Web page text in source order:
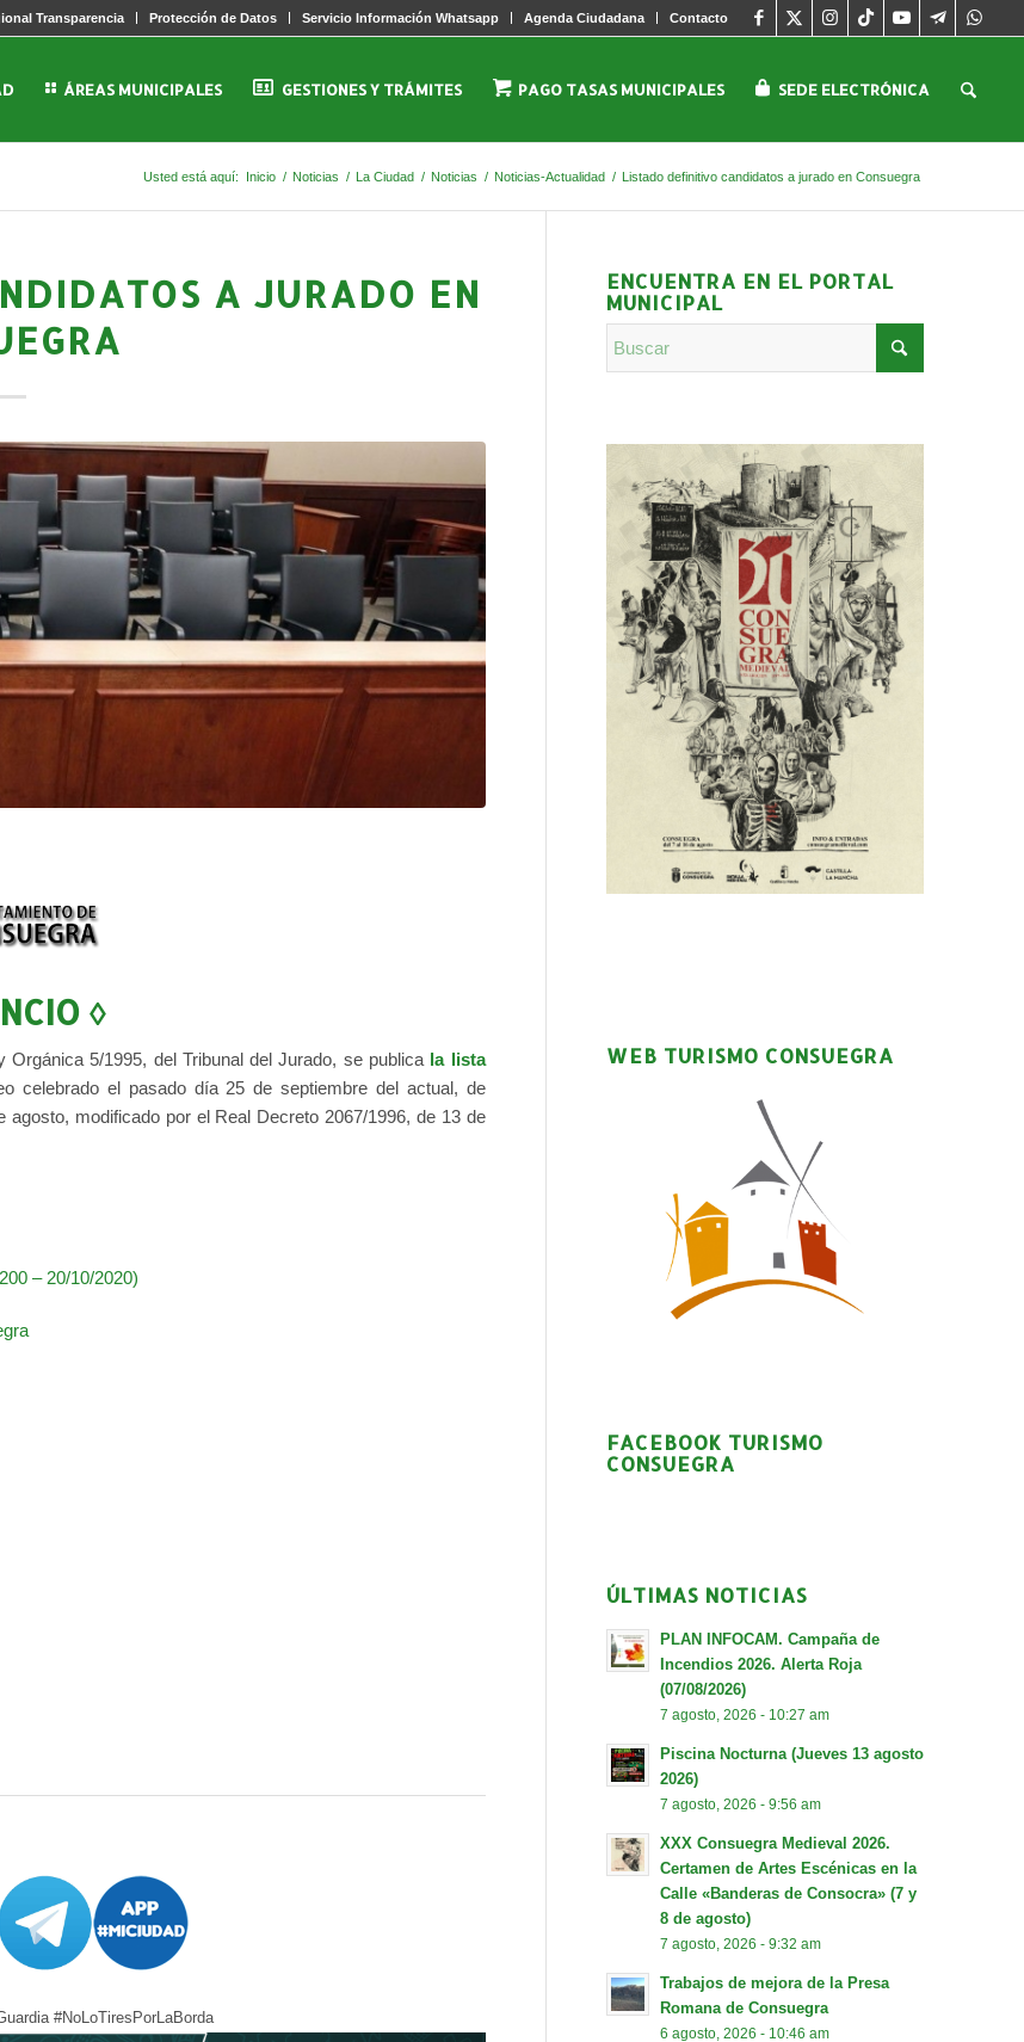
Transparencia Protección de Datos Servicio Información Whatsapp Agenda Ciudadana Contacto
ÁREAS MUNICIPALES GESTIONES Y TRÁMITES PAGO TASAS MUNICIPALES SEDE ELECTRÓNICA
Usted está aquí: Inicio / Noticias / La Ciudad / Noticias / Noticias-Actualidad / Listado definitivo candidatos a jurado en Consuegra
A JURADO EN
◊
5/1995, del Tribunal del Jurado, se publica la lista
celebrado el pasado día 25 de septiembre del actual, de
modificado por el Real Decreto 2067/1996, de 13 de
– 20/10/2020)
#NoLoTiresPorLaBorda
ENCUENTRA EN EL PORTAL
MUNICIPAL
WEB TURISMO CONSUEGRA
FACEBOOK TURISMO
CONSUEGRA
ÚLTIMAS NOTICIAS
PLAN INFOCAM. Campaña de
Incendios 2026. Alerta Roja
(07/08/2026)
7 agosto, 2026 - 10:27 am
Piscina Nocturna (Jueves 13 agosto
2026)
7 agosto, 2026 - 9:56 am
XXX Consuegra Medieval 2026.
Certamen de Artes Escénicas en la
Calle «Banderas de Consocra» (7 y
8 de agosto)
7 agosto, 2026 - 9:32 am
Trabajos de mejora de la Presa
Romana de Consuegra
6 agosto, 2026 - 10:46 am